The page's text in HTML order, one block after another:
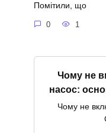
Помітили, що
0 1
Чому не
насос:
Чому не